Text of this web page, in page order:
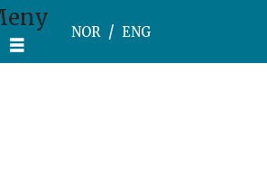
NOR ENG